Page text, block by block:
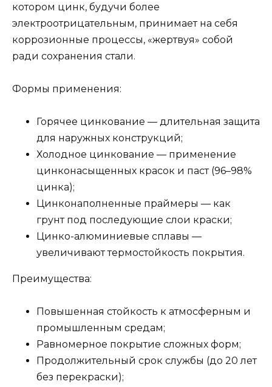
котором цинк, будучи более
электроотрицательным, принимает на себя
коррозионные процессы, «жертвуя» собой
ради сохранения стали.
Формы применения:
Горячее цинкование — длительная защита
для наружных конструкций;
Холодное цинкование — применение
цинконасыщенных красок и паст (96–98%
цинка);
Цинконаполненные праймеры — как
грунт под последующие слои краски;
Цинко-алюминиевые сплавы —
увеличивают термостойкость покрытия.
Преимущества:
Повышенная стойкость к атмосферным и
промышленным средам;
Равномерное покрытие сложных форм;
Продолжительный срок службы (до 20 лет
без перекраски);